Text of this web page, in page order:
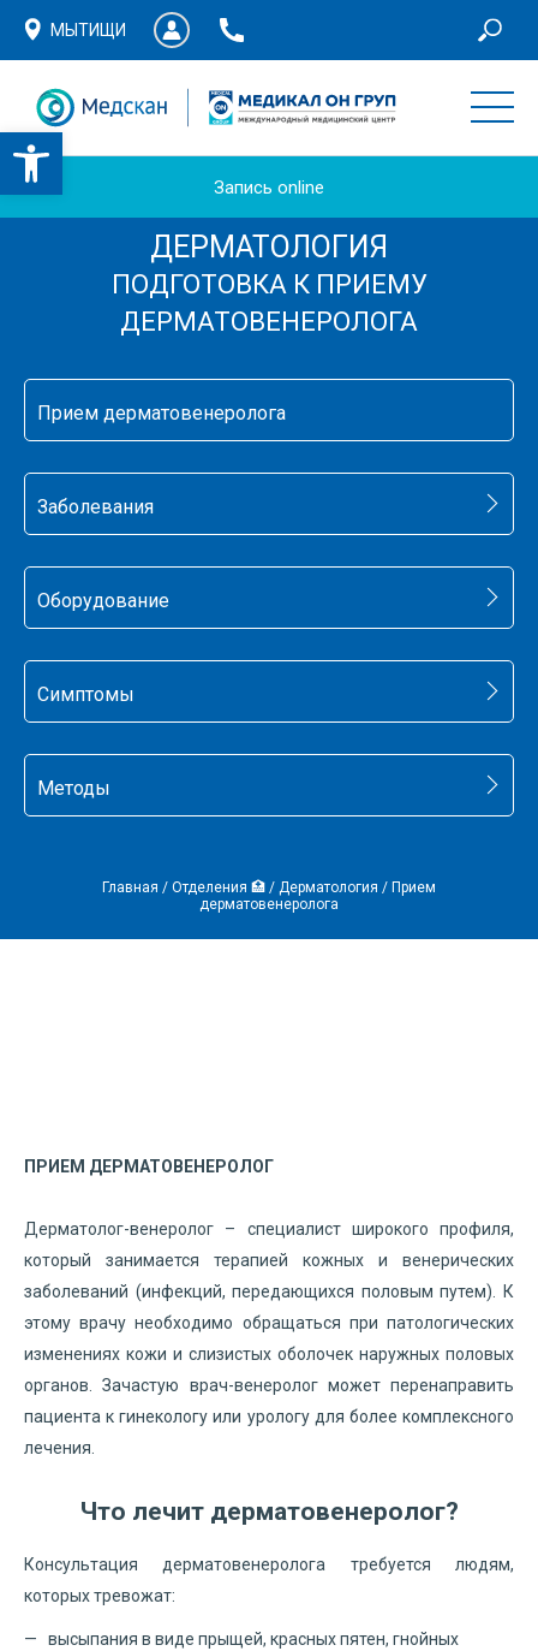
МЫТИЩИ
Запись online
ДЕРМАТОЛОГИЯ
ПОДГОТОВКА К ПРИЕМУ
ДЕРМАТОВЕНЕРОЛОГА
Прием дерматовенеролога
Заболевания
Оборудование
Симптомы
Методы
Главная / Отделения 🏥 / Дерматология / Прием
дерматовенеролога
ПРИЕМ ДЕРМАТОВЕНЕРОЛОГ
Дерматолог-венеролог – специалист широкого профиля,
который занимается терапией кожных и венерических
заболеваний (инфекций, передающихся половым путем). К
этому врачу необходимо обращаться при патологических
изменениях кожи и слизистых оболочек наружных половых
органов. Зачастую врач-венеролог может перенаправить
пациента к гинекологу или урологу для более комплексного
лечения.
Что лечит дерматовенеролог?
Консультация дерматовенеролога требуется людям,
которых тревожат:
высыпания в виде прыщей, красных пятен, гнойных